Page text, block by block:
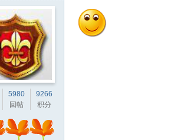
5980
回帖
9266
积分